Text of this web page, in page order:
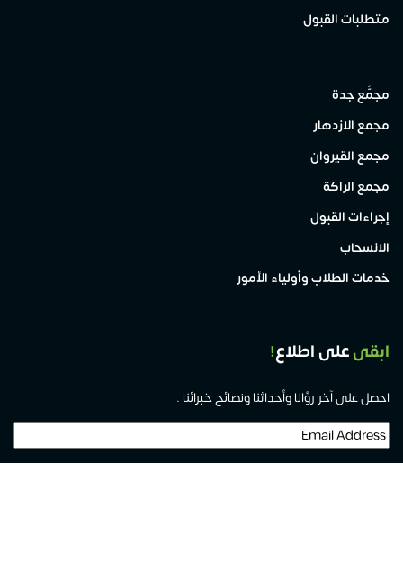
متطلبات القبول
مجمَّع جدة
مجمع الازدهار
مجمع القيروان
مجمع الراكة
إجراءات القبول
الانسحاب
خدمات الطلاب وأولياء الأمور
ابقىعلى اطلاع!
احصل على آخر رؤانا وأحداثنا ونصائح خبرائنا .
Email
Address(مطلوب)